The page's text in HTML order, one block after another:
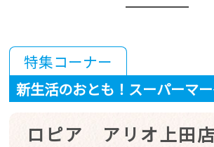
特集コーナー
新生活のおとも！スーパーマ
ロピア アリオ上田店